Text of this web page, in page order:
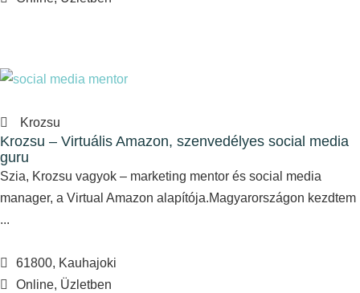
Krozsu
Krozsu – Virtuális Amazon, szenvedélyes social media
guru
Szia, Krozsu vagyok – marketing mentor és social media
manager, a Virtual Amazon alapítója.Magyarországon kezdtem
...
61800, Kauhajoki
Online, Üzletben